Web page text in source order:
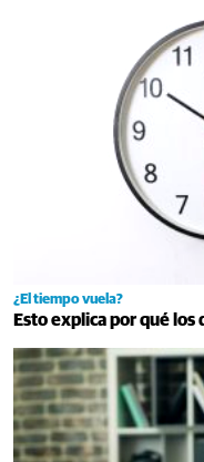
¿El tiempo vuela?
Esto explica por qué los